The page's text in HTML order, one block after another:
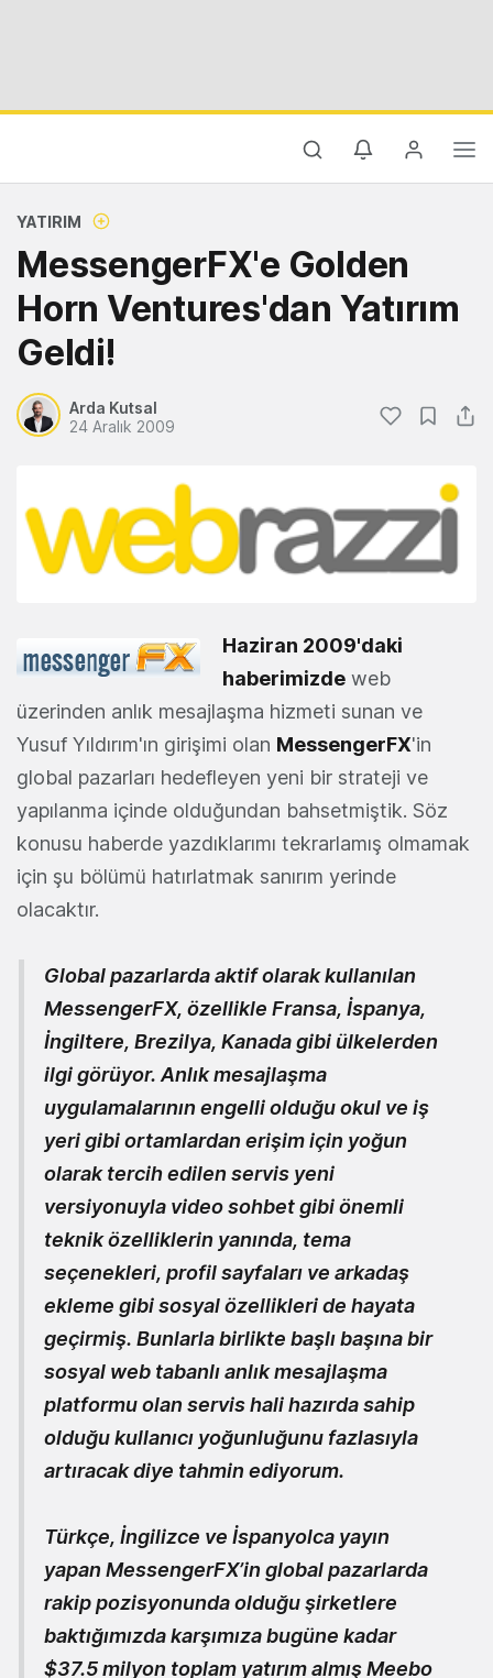
YATIRIM
MessengerFX'e Golden
Horn Ventures'dan Yatırım
Geldi!
Arda Kutsal
24 Aralık 2009
Haziran 2009'daki
haberimizde web
üzerinden anlık mesajlaşma hizmeti sunan ve
Yusuf Yıldırım'ın girişimi olan MessengerFX'in
global pazarları hedefleyen yeni bir strateji ve
yapılanma içinde olduğundan bahsetmiştik. Söz
konusu haberde yazdıklarımı tekrarlamış olmamak
için şu bölümü hatırlatmak sanırım yerinde
olacaktır.
Global pazarlarda aktif olarak kullanılan
MessengerFX, özellikle Fransa, İspanya,
İngiltere, Brezilya, Kanada gibi ülkelerden
ilgi görüyor. Anlık mesajlaşma
uygulamalarının engelli olduğu okul ve iş
yeri gibi ortamlardan erişim için yoğun
olarak tercih edilen servis yeni
versiyonuyla video sohbet gibi önemli
teknik özelliklerin yanında, tema
seçenekleri, profil sayfaları ve arkadaş
ekleme gibi sosyal özellikleri de hayata
geçirmiş. Bunlarla birlikte başlı başına bir
sosyal web tabanlı anlık mesajlaşma
platformu olan servis hali hazırda sahip
olduğu kullanıcı yoğunluğunu fazlasıyla
artıracak diye tahmin ediyorum.
Türkçe, İngilizce ve İspanyolca yayın
yapan MessengerFX’in global pazarlarda
rakip pozisyonunda olduğu şirketlere
baktığımızda karşımıza bugüne kadar
$37.5 milyon toplam yatırım almışMeebo